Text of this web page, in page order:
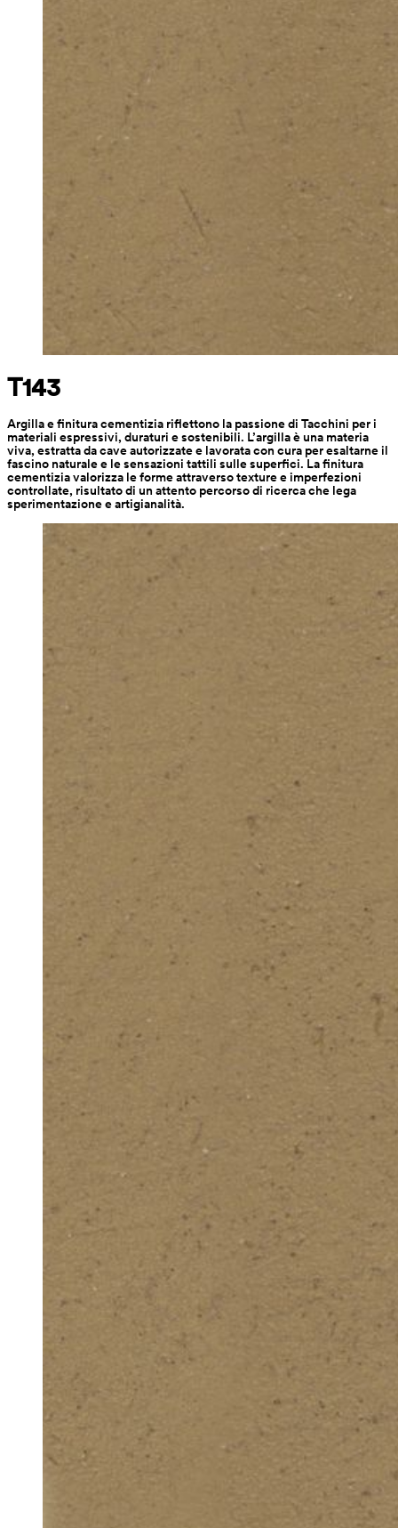
T143
Argilla e finitura cementizia riflettono la passione di Tacchini per i
materiali espressivi, duraturi e sostenibili. L’argilla è una materia
viva, estratta da cave autorizzate e lavorata con cura per esaltarne il
fascino naturale e le sensazioni tattili sulle superfici. La finitura
cementizia valorizza le forme attraverso texture e imperfezioni
controllate, risultato di un attento percorso di ricerca che lega
sperimentazione e artigianalità.